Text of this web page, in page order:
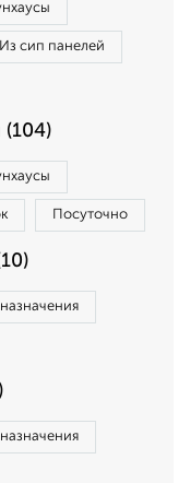
Из сип панелей
Посуточно